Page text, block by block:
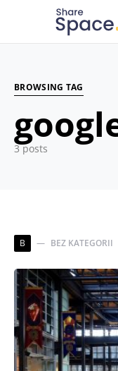
Search for:
When
BROWSING TAG
3 posts
B BEZ KATEGORII